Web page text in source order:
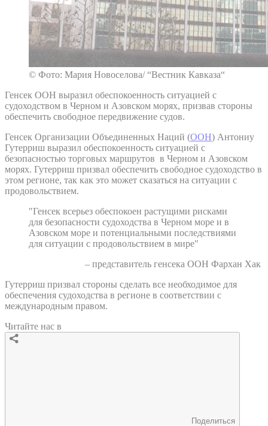
© Фото: Мария Новоселова/ “Вестник Кавказа“
Генсек ООН выразил обеспокоенность ситуацией с
судоходством в Черном и Азовском морях, призвав стороны
обеспечить свободное передвижение судов.
Генсек Организации Объединенных Наций (ООН) Антониу
Гутерриш выразил обеспокоенность ситуацией с
безопасностью торговых маршрутов в Черном и Азовском
морях. Гутерриш призвал обеспечить свободное судоходство в
этом регионе, так как это может сказаться на ситуации с
продовольствием.
"Генсек всерьез обеспокоен растущими рисками
для безопасности судоходства в Черном море и в
Азовском море и потенциальными последствиями
для ситуации с продовольствием в мире"
– представитель генсека ООН Фархан Хак
Гутерриш призвал стороны сделать все необходимое для
обеспечения судоходства в регионе в соответствии с
международным правом.
Читайте нас в
Поделиться